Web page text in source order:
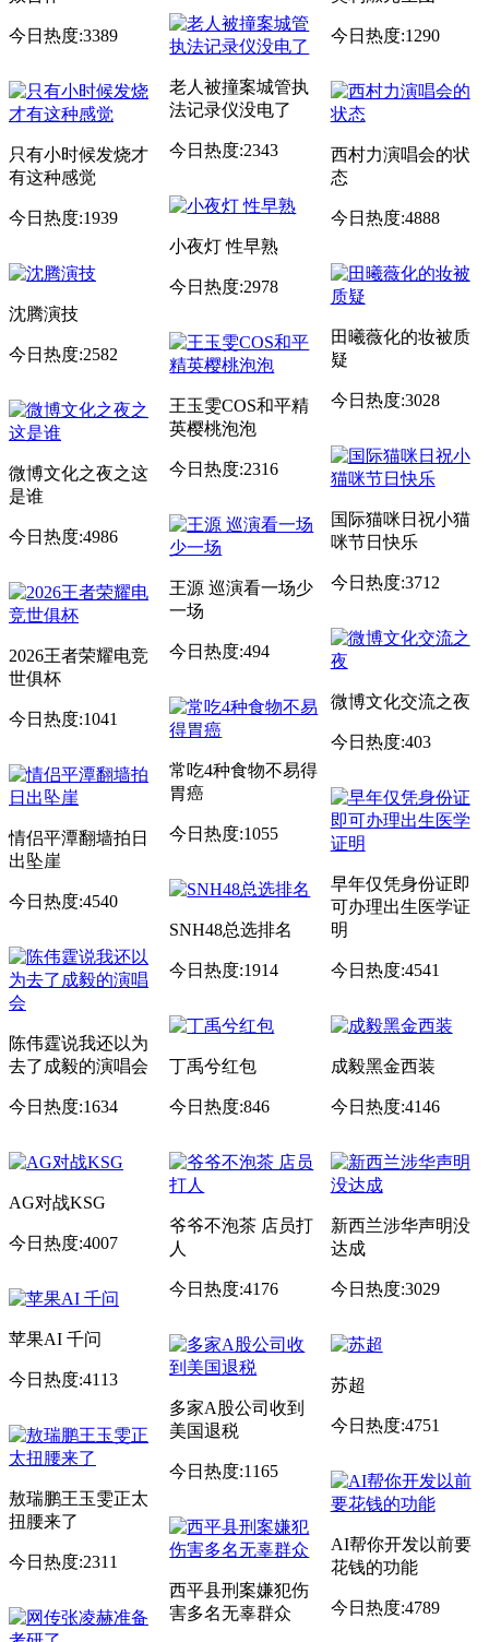
今日热度:3389
只有小时候发烧才
有这种感觉
今日热度:1939
沈腾演技
今日热度:2582
微博文化之夜之这
是谁
今日热度:4986
2026王者荣耀电竞
世俱杯
今日热度:1041
情侣平潭翻墙拍日
出坠崖
今日热度:4540
陈伟霆说我还以为
去了成毅的演唱会
今日热度:1634
AG对战KSG
今日热度:4007
苹果AI 千问
今日热度:4113
敖瑞鹏王玉雯正太
扭腰来了
今日热度:2311
老人被撞案城管执
法记录仪没电了
今日热度:2343
小夜灯 性早熟
今日热度:2978
王玉雯COS和平精
英樱桃泡泡
今日热度:2316
王源 巡演看一场少
一场
今日热度:494
常吃4种食物不易得
胃癌
今日热度:1055
SNH48总选排名
今日热度:1914
丁禹兮红包
今日热度:846
爷爷不泡茶 店员打
人
今日热度:4176
多家A股公司收到
美国退税
今日热度:1165
西平县刑案嫌犯伤
害多名无辜群众
今日热度:1290
西村力演唱会的状
态
今日热度:4888
田曦薇化的妆被质
疑
今日热度:3028
国际猫咪日祝小猫
咪节日快乐
今日热度:3712
微博文化交流之夜
今日热度:403
早年仅凭身份证即
可办理出生医学证
明
今日热度:4541
成毅黑金西装
今日热度:4146
新西兰涉华声明没
达成
今日热度:3029
苏超
今日热度:4751
AI帮你开发以前要
花钱的功能
今日热度:4789